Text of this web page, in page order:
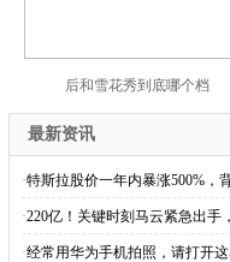
后和雪花秀到底哪个档
最新资讯
·特斯拉股价一年内暴涨500%，
·220亿！关键时刻马云紧急出手
·经常用华为手机拍照，请打开